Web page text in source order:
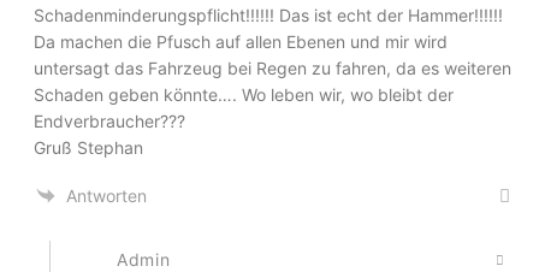
Schadenminderungspflicht!!!!!! Das ist echt der Hammer!!!!!!
Da machen die Pfusch auf allen Ebenen und mir wird
untersagt das Fahrzeug bei Regen zu fahren, da es weiteren
Schaden geben könnte…. Wo leben wir, wo bleibt der
Endverbraucher???
Gruß Stephan
Antworten
Admin